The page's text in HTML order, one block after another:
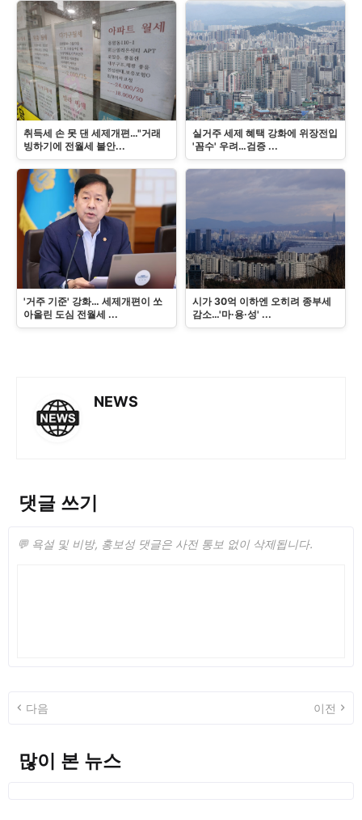
취득세 손 못 댄 세제개편…"거래
빙하기에 전월세 불안...
실거주 세제 혜택 강화에 위장전입
'꼼수' 우려…검증 ...
'거주 기준' 강화… 세제개편이 쏘
아올린 도심 전월세 ...
시가 30억 이하엔 오히려 종부세
감소…'마·용·성' ...
NEWS
댓글 쓰기
💬 욕설 및 비방, 홍보성 댓글은 사전 통보 없이 삭제됩니다.
다음 이전
많이 본 뉴스